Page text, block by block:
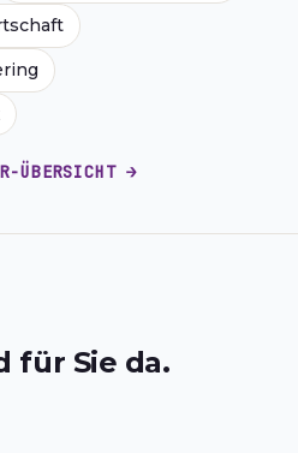
ÜBERSICHT →
für Sie da.